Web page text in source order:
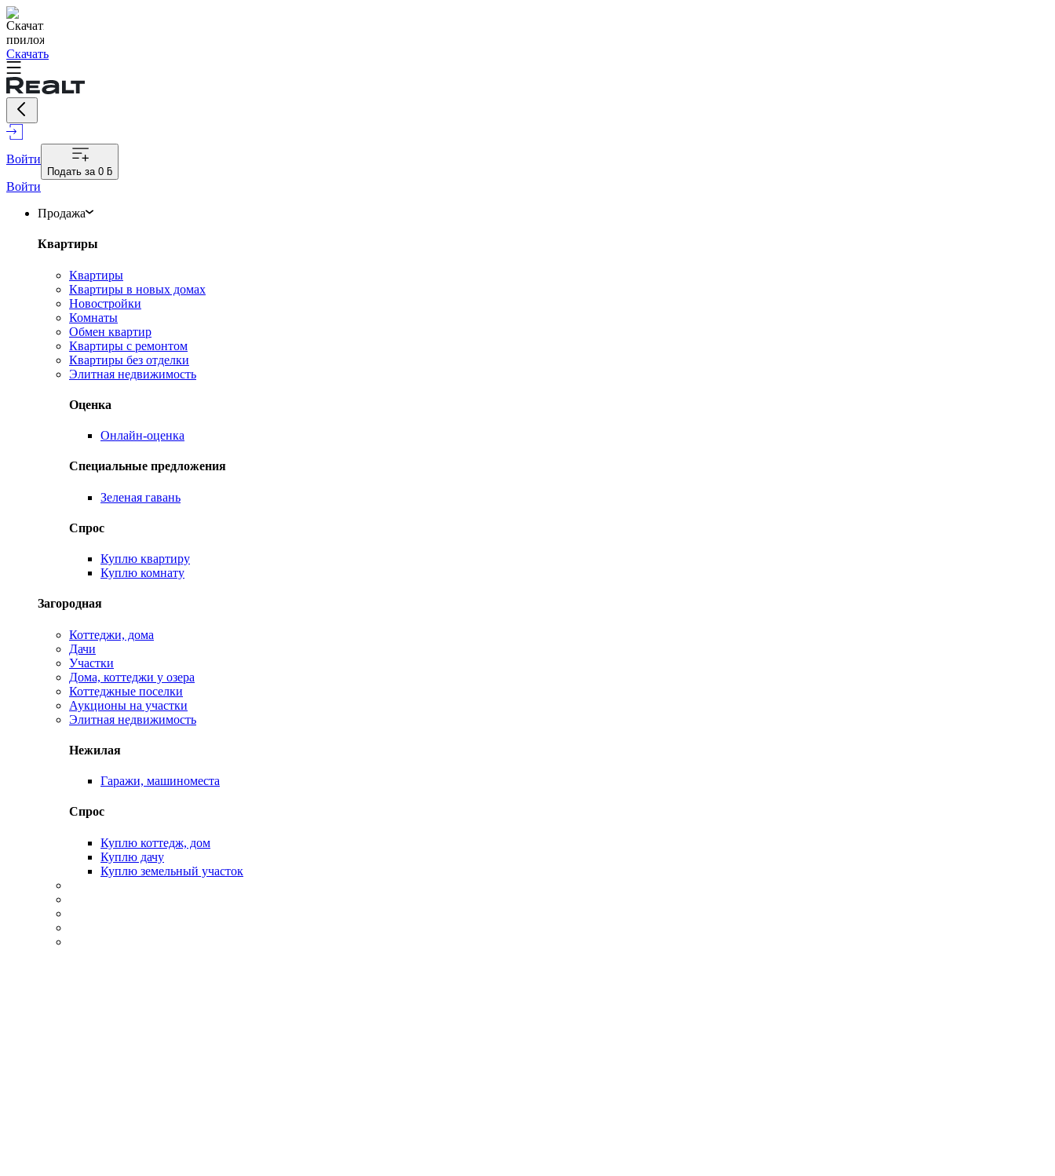
Скачать
Войти
Подать за 0 ƃ
Войти
Продажа
Квартиры
Квартиры
Квартиры в новых домах
Новостройки
Комнаты
Обмен квартир
Квартиры с ремонтом
Квартиры без отделки
Элитная недвижимость
Оценка
Онлайн-оценка
Специальные предложения
Зеленая гавань
Спрос
Куплю квартиру
Куплю комнату
Загородная
Коттеджи, дома
Дачи
Участки
Дома, коттеджи у озера
Коттеджные поселки
Аукционы на участки
Элитная недвижимость
Нежилая
Гаражи, машиноместа
Спрос
Куплю коттедж, дом
Куплю дачу
Куплю земельный участок